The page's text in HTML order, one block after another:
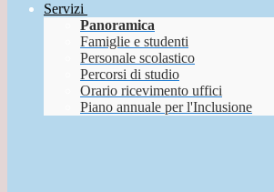
Servizi
Panoramica
Famiglie e studenti
Personale scolastico
Percorsi di studio
Orario ricevimento uffici
Piano annuale per l'Inclusione